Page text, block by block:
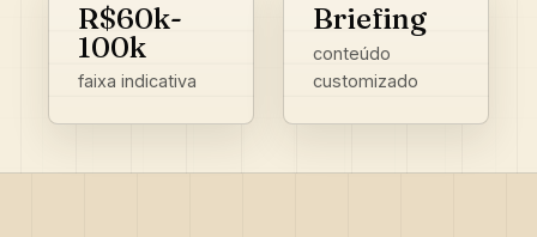
R$60k-
100k
faixa indicativa
Briefing
conteúdo
customizado